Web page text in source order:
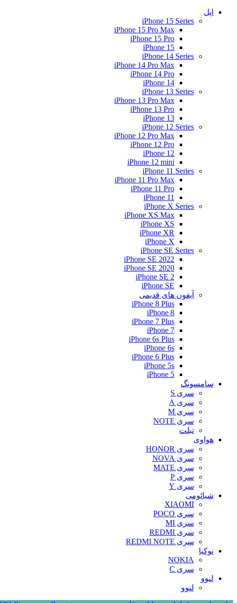
اپل
iPhone 15 Series
iPhone 15 Pro Max
iPhone 15 Pro
iPhone 15
iPhone 14 Series
iPhone 14 Pro Max
iPhone 14 Pro
iPhone 14
iPhone 13 Series
iPhone 13 Pro Max
iPhone 13 Pro
iPhone 13
iPhone 12 Series
iPhone 12 Pro Max
iPhone 12 Pro
iPhone 12
iPhone 12 mini
iPhone 11 Series
iPhone 11 Pro Max
iPhone 11 Pro
iPhone 11
iPhone X Series
iPhone XS Max
iPhone XS
iPhone XR
iPhone X
iPhone SE Series
iPhone SE 2022
iPhone SE 2020
iPhone SE 2
iPhone SE
آیفون های قدیمی
iPhone 8 Plus
iPhone 8
iPhone 7 Plus
iPhone 7
iPhone 6s Plus
iPhone 6s
iPhone 6 Plus
iPhone 5s
iPhone 5
سامسونگ
سری S
سری A
سری M
سری NOTE
تبلت
هواوی
سری HONOR
سری NOVA
سری MATE
سری P
سری Y
شیائومی
XIAOMI
سری POCO
سری MI
سری REDMI
سری REDMI NOTE
نوکیا
NOKIA
سری C
لنوو
لنوو